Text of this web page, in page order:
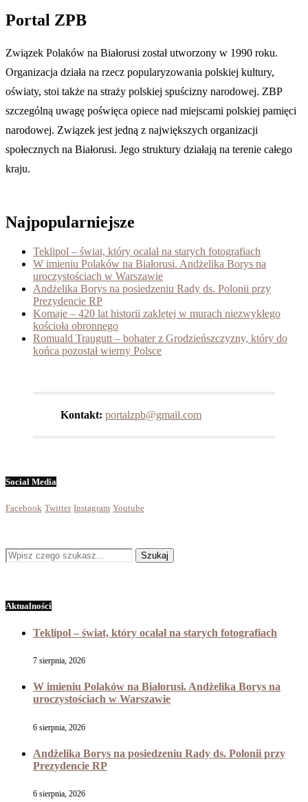
Portal ZPB
Związek Polaków na Białorusi został utworzony w 1990 roku.
Organizacja działa na rzecz popularyzowania polskiej kultury,
oświaty, stoi także na straży polskiej spuścizny narodowej. ZBP
szczególną uwagę poświęca opiece nad miejscami polskiej pamięci
narodowej. Związek jest jedną z największych organizacji
społecznych na Białorusi. Jego struktury działają na terenie całego
kraju.
Najpopularniejsze
Teklipol – świat, który ocalał na starych fotografiach
W imieniu Polaków na Białorusi. Andżelika Borys na
uroczystościach w Warszawie
Andżelika Borys na posiedzeniu Rady ds. Polonii przy
Prezydencie RP
Komaje – 420 lat historii zaklętej w murach niezwykłego
kościoła obronnego
Romuald Traugutt – bohater z Grodzieńszczyzny, który do
końca pozostał wierny Polsce
Kontakt: portalzpb@gmail.com
Social Media
Facebook Twitter Instagram Youtube
Aktualności
Teklipol – świat, który ocalał na starych fotografiach
7 sierpnia, 2026
W imieniu Polaków na Białorusi. Andżelika Borys na
uroczystościach w Warszawie
6 sierpnia, 2026
Andżelika Borys na posiedzeniu Rady ds. Polonii przy
Prezydencie RP
6 sierpnia, 2026